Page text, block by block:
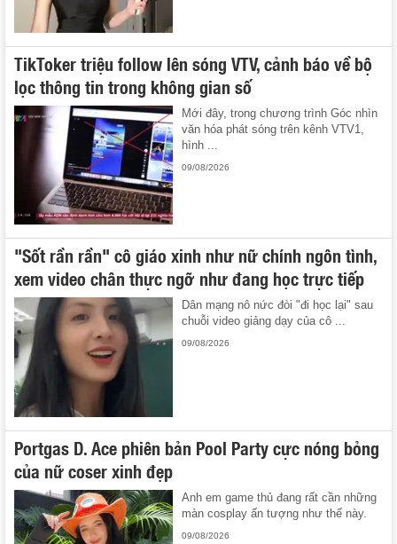
TikToker triệu follow lên sóng VTV, cảnh báo về bộ
lọc thông tin trong không gian số
Mới đây, trong chương trình Góc nhìn
văn hóa phát sóng trên kênh VTV1,
hình ...
09/08/2026
"Sốt rần rần" cô giáo xinh như nữ chính ngôn tình,
xem video chân thực ngỡ như đang học trực tiếp
Dân mạng nô nức đòi "đi học lại" sau
chuỗi video giảng dạy của cô ...
09/08/2026
Portgas D. Ace phiên bản Pool Party cực nóng bỏng
của nữ coser xinh đẹp
Anh em game thủ đang rất cần những
màn cosplay ấn tượng như thế này.
09/08/2026